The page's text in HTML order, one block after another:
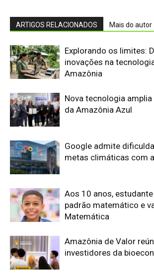
ARTIGOS RELACIONADOS Mais do autor
Explorando os limites:
inovações na
Amazônia
Nova tecnologia
da Amazônia Azul
Google admite
metas climáticas com
Aos 10 anos,
padrão matemático e
Matemática
Amazônia de Valor
investidores da